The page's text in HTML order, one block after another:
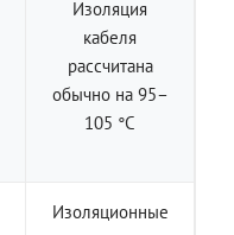
Изоляция
кабеля
рассчитана
обычно на 95–
105 °C
Изоляционные